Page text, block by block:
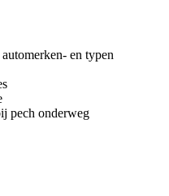
en typen
pech onderweg